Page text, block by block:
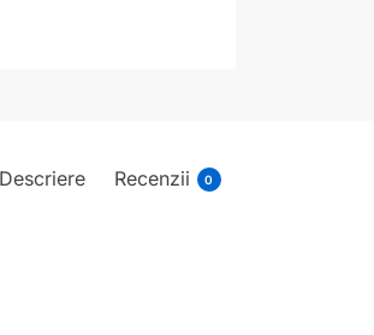
Descriere Recenzii 0